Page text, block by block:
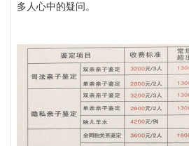
多人心中的疑问。